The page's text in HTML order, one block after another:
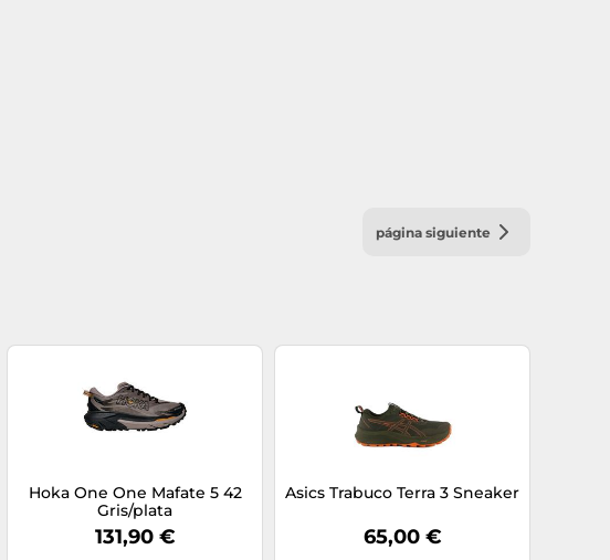
página siguiente
Hoka One One Mafate 5 42
Gris/plata
131,90 €
Asics Trabuco Terra 3 Sneaker
65,00 €